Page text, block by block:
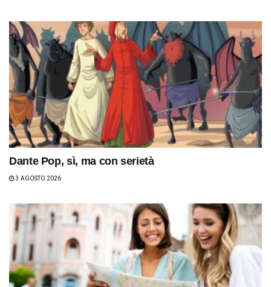
Dante Pop, sì, ma con serietà
3 AGOSTO 2026